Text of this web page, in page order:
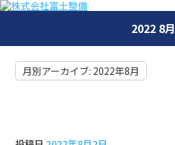
2022 8月
月別アーカイブ: 2022年8月